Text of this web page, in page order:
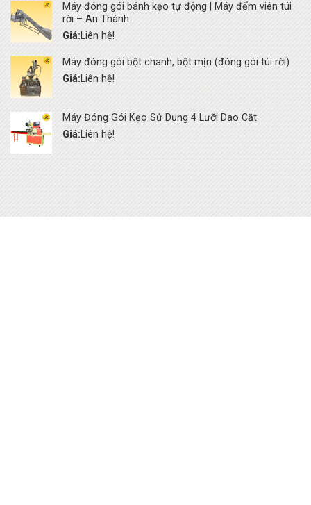
Máy đóng gói bánh kẹo tự động | Máy đếm viên túi
rời – An Thành
Giá:Liên hệ!
Máy đóng gói bột chanh, bột mịn (đóng gói túi rời)
Giá:Liên hệ!
Máy Đóng Gói Kẹo Sử Dụng 4 Lưỡi Dao Cắt
Giá:Liên hệ!